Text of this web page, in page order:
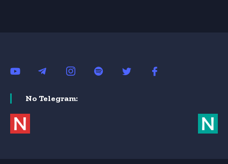
No Telegram: